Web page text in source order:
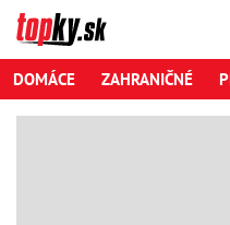
DOMÁCE ZAHRANIČNÉ